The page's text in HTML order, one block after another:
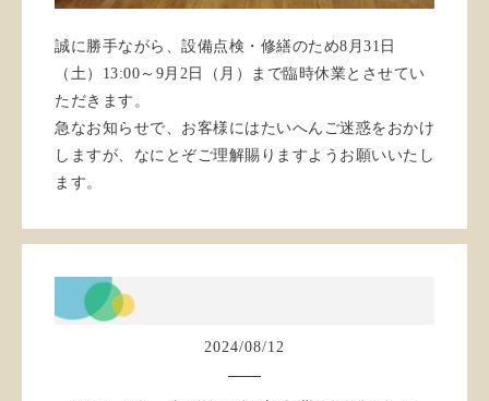
誠に勝手ながら、設備点検・修繕のため8月31日
（土）13:00～9月2日（月）まで臨時休業とさせてい
ただきます。
急なお知らせで、お客様にはたいへんご迷惑をおかけ
しますが、なにとぞご理解賜りますようお願いいたし
ます。
2024/08/12